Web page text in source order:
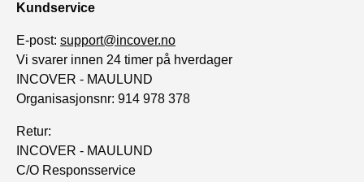
Kundservice
E-post: support@incover.no
Vi svarer innen 24 timer på hverdager
INCOVER - MAULUND
Organisasjonsnr: 914 978 378
Retur:
INCOVER - MAULUND
C/O Responsservice